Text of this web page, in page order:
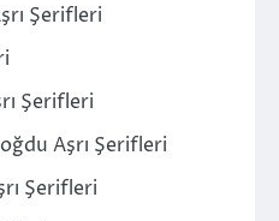
Şerifleri
Şerifleri
Aşrı Şerifleri
Şerifleri